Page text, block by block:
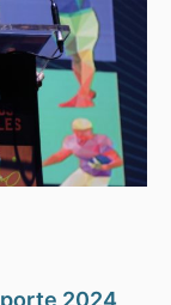
2024